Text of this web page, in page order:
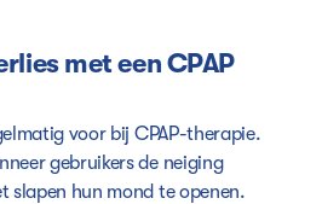
met een CPAP
voor bij CPAP-therapie.
gebruikers de neiging
slapen hun mond te openen.